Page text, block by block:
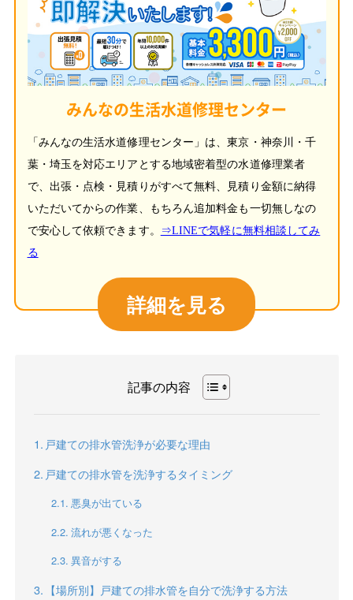
みんなの生活水道修理センター
「みんなの生活水道修理センター」は、東京・神奈川・千
葉・埼玉を対応エリアとする地域密着型の水道修理業者
で、出張・点検・見積りがすべて無料、見積り金額に納得
いただいてからの作業、もちろん追加料金も一切無しなの
で安心して依頼できます。
⇒LINEで気軽に無料相談してみ
る
詳細を見る
記事の内容
戸建ての排水管洗浄が必要な理由
戸建ての排水管を洗浄するタイミング
悪臭が出ている
流れが悪くなった
異音がする
【場所別】戸建ての排水管を自分で洗浄する方法